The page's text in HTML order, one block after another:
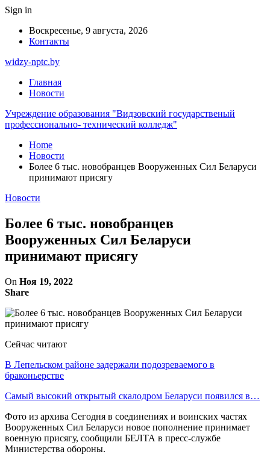
Sign in
Воскресенье, 9 августа, 2026
Контакты
widzy-nptc.by
Главная
Новости
Учреждение образования "Видзовский государственый
профессионально- технический колледж"
Home
Новости
Более 6 тыс. новобранцев Вооруженных Сил Беларуси
принимают присягу
Новости
Более 6 тыс. новобранцев
Вооруженных Сил Беларуси
принимают присягу
On Ноя 19, 2022
Share
Сейчас читают
В Лепельском районе задержали подозреваемого в
браконьерстве
Самый высокий открытый скалодром Беларуси появился в…
Фото из архива Сегодня в соединениях и воинских частях
Вооруженных Сил Беларуси новое пополнение принимает
военную присягу, сообщили БЕЛТА в пресс-службе
Министерства обороны.